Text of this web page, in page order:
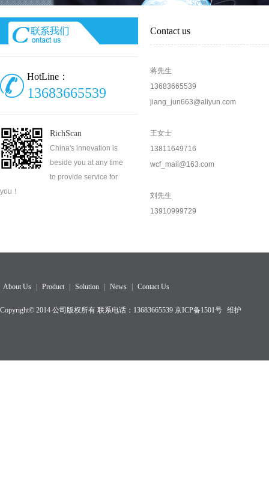
HotLine：
13683665539
RichScan
China's innovation is
beside you at any time
to provide service for
you！
Contact us
蒋先生
13683665539
jiang_jun663@aliyun.com
王女士
13811649716
wcf_mail@163.com
刘先生
13910999729
About Us Product Solution News Contact Us
Copyright© 2014 公司版权所有 联系电话：13683665539 京ICP备1501号 维护